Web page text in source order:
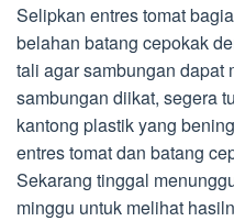
Selipkan entres tomat
belahan batang cepokak
tali agar sambungan dapat
sambungan diikat, segera
kantong plastik yang
entres tomat dan batang
Sekarang tinggal
minggu untuk melihat